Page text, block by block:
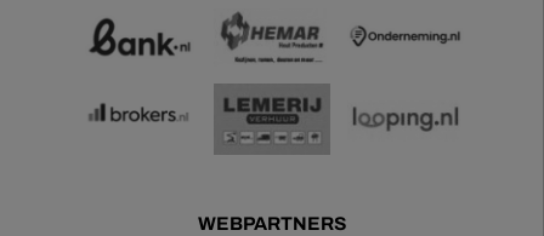
WEBPARTNERS